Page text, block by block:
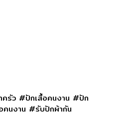
รัว #ปักเสื้อคนงาน #ปัก
คนงาน #รับปักผ้ากัน